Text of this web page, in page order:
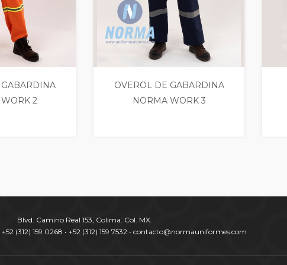
2
OVEROL DE GABARDINA
NORMA WORK 3
Blvd. Camino Real 153, Colima. Col. MX.
+52 (312) 159 0268 • +52 (312) 159 7532 • contacto@normauniformes.com